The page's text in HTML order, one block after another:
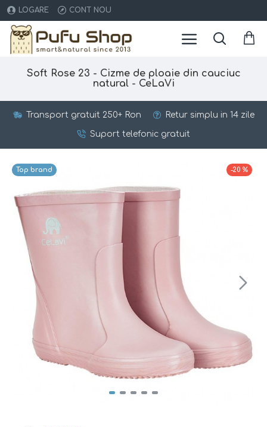
LOGARE CONT NOU
Soft Rose 23 - Cizme de ploaie din cauciuc
natural - CeLaVi
Transport gratuit 250+ Ron Retur simplu in 14 zile
Suport telefonic gratuit
Top brand -20 %